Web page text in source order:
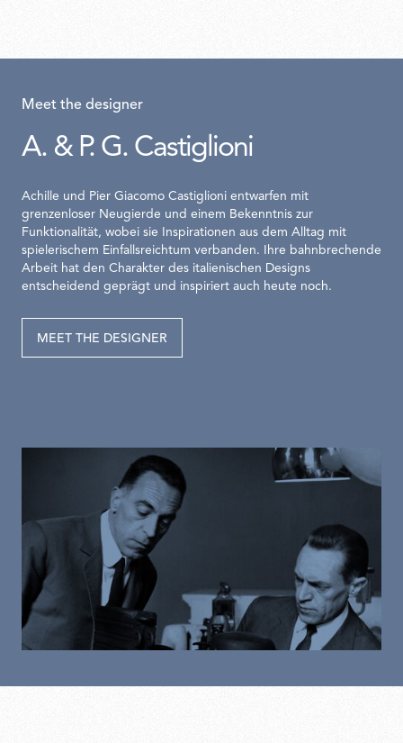
Meet the designer
A. & P. G. Castiglioni
Achille und Pier Giacomo Castiglioni entwarfen mit
grenzenloser Neugierde und einem Bekenntnis zur
Funktionalität, wobei sie Inspirationen aus dem Alltag mit
spielerischem Einfallsreichtum verbanden. Ihre bahnbrechende
Arbeit hat den Charakter des italienischen Designs
entscheidend geprägt und inspiriert auch heute noch.
MEET THE DESIGNER